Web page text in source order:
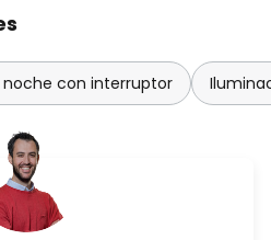
con interruptor